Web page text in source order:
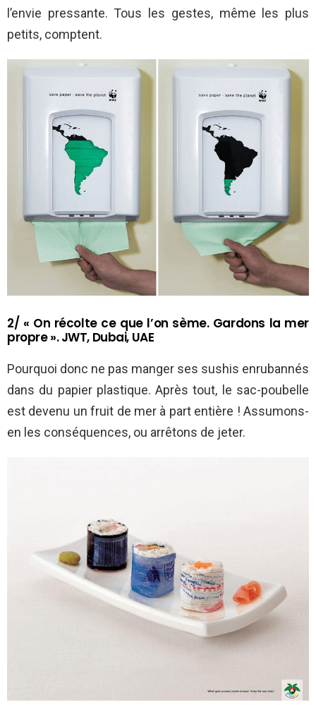
l’envie pressante. Tous les gestes, même les plus
petits, comptent.
2/ « On récolte ce que l’on sème. Gardons la mer
propre ». JWT, Dubai, UAE
Pourquoi donc ne pas manger ses sushis enrubannés
dans du papier plastique. Après tout, le sac-poubelle
est devenu un fruit de mer à part entière ! Assumons-
en les conséquences, ou arrêtons de jeter.